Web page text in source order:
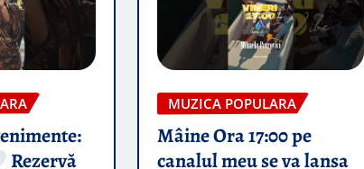
Rezervă
MUZICA POPULARA
Mâine Ora 17:00 pe
canalul meu se va lansa